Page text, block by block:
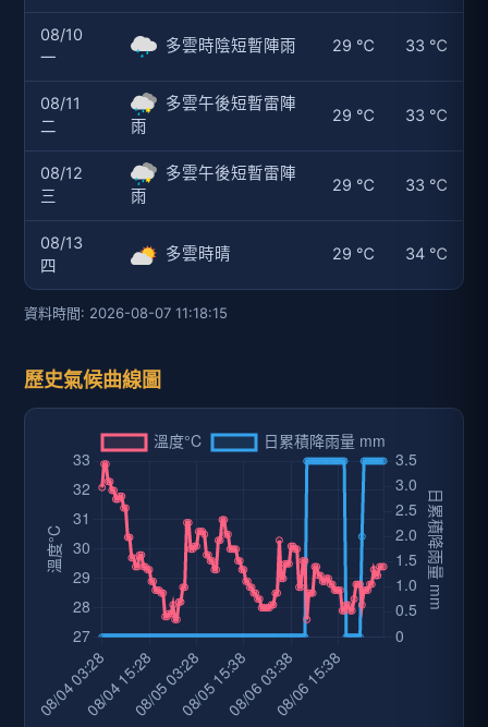
08/10
一
多雲時陰短暫陣雨 29 ℃ 33 ℃
08/11
二
多雲午後短暫雷陣
雨
29 ℃ 33 ℃
08/12
三
多雲午後短暫雷陣
雨
29 ℃ 33 ℃
08/13
四
多雲時晴 29 ℃ 34 ℃
資料時間: 2026-08-07 11:18:15
歷史氣候曲線圖